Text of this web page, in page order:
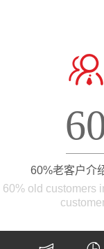
60%老客户介
60% old customers